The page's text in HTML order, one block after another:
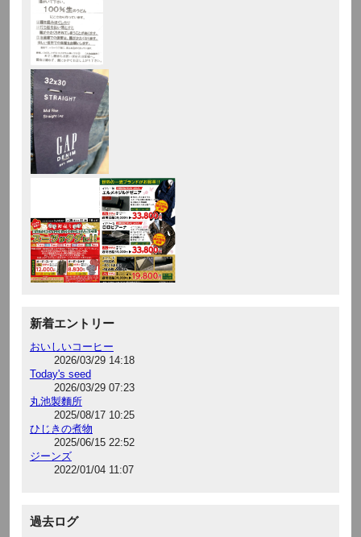
新着エントリー
おいしいコーヒー
2026/03/29 14:18
Today's seed
2026/03/29 07:23
丸池製麵所
2025/08/17 10:25
ひじきの煮物
2025/06/15 22:52
ジーンズ
2022/01/04 11:07
過去ログ